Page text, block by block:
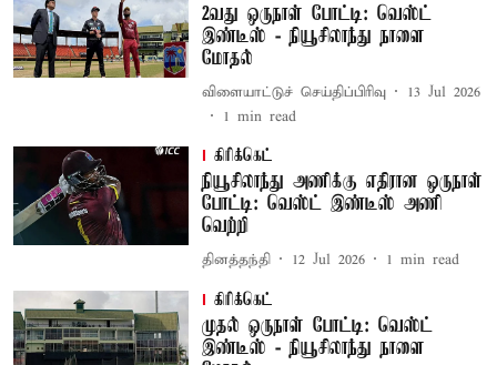
2வது ஒருநாள் போட்டி: வெஸ்ட்
இண்டீஸ் - நியூசிலாந்து நாளை
மோதல்
விளையாட்டுச் செய்திப்பிரிவு
13 Jul 2026
1 min read
கிரிக்கெட்
நியூசிலாந்து அணிக்கு எதிரான ஒருநாள்
போட்டி: வெஸ்ட் இண்டீஸ் அணி
வெற்றி
தினத்தந்தி 12 Jul 2026 1 min read
கிரிக்கெட்
முதல் ஒருநாள் போட்டி: வெஸ்ட்
இண்டீஸ் - நியூசிலாந்து நாளை